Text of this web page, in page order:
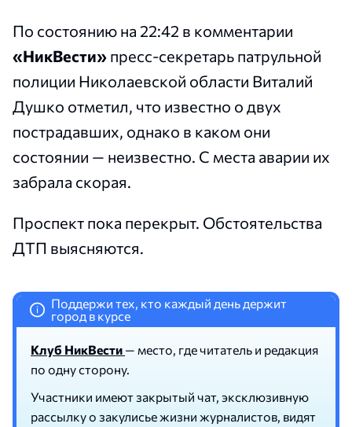
По состоянию на 22:42 в комментарии
«НикВести» пресс-секретарь патрульной
полиции Николаевской области Виталий
Душко отметил, что известно о двух
пострадавших, однако в каком они
состоянии — неизвестно. С места аварии их
забрала скорая.
Проспект пока перекрыт. Обстоятельства
ДТП выясняются.
i
Поддержи тех, кто каждый день держит
город в курсе
Клуб НикВести — место, где читатель и редакция
по одну сторону.
Участники имеют закрытый чат, эксклюзивную
рассылку о закулисье жизни журналистов, видят